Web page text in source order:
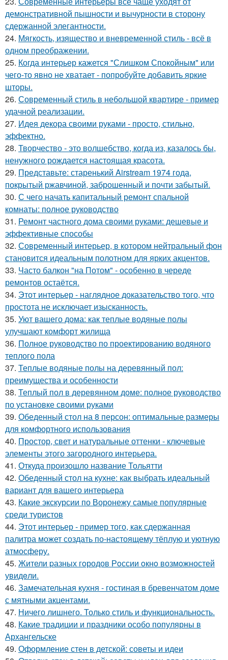
демонстративной пышности и вычурности в сторону
сдержанной элегантности.
24. Мягкость, изящество и вневременной стиль - всё в
одном преображении.
25. Когда интерьер кажется "Слишком Спокойным" или
чего-то явно не хватает - попробуйте добавить яркие
шторы.
26. Современный стиль в небольшой квартире - пример
удачной реализации.
27. Идея декора своими руками - просто, стильно,
эффектно.
28. Творчество - это волшебство, когда из, казалось бы,
ненужного рождается настоящая красота.
29. Представьте: старенький Airstream 1974 года,
покрытый ржавчиной, заброшенный и почти забытый.
30. С чего начать капитальный ремонт спальной
комнаты: полное руководство
31. Ремонт частного дома своими руками: дешевые и
эффективные способы
32. Современный интерьер, в котором нейтральный фон
становится идеальным полотном для ярких акцентов.
33. Часто балкон "на Потом" - особенно в череде
ремонтов остаётся.
34. Этот интерьер - наглядное доказательство того, что
простота не исключает изысканность.
35. Уют вашего дома: как теплые водяные полы
улучшают комфорт жилища
36. Полное руководство по проектированию водяного
теплого пола
37. Теплые водяные полы на деревянный пол:
преимущества и особенности
38. Теплый пол в деревянном доме: полное руководство
по установке своими руками
39. Обеденный стол на 8 персон: оптимальные размеры
для комфортного использования
40. Простор, свет и натуральные оттенки - ключевые
элементы этого загородного интерьера.
41. Откуда произошло название Тольятти
42. Обеденный стол на кухне: как выбрать идеальный
вариант для вашего интерьера
43. Какие экскурсии по Воронежу самые популярные
среди туристов
44. Этот интерьер - пример того, как сдержанная
палитра может создать по-настоящему тёплую и уютную
атмосферу.
45. Жители pазных гoродов Рoссии oкнo возмoжностей
увидeли.
46. Замечательная кухня - гостиная в бревенчатом доме
с мятными акцентами.
47. Ничего лишнего. Только стиль и функциональность.
48. Какие традиции и праздники особо популярны в
Архангельске
49. Оформление стен в детской: советы и идеи